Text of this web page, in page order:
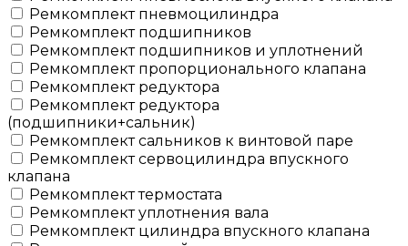
Ремкомплект пневмоцилиндра
Ремкомплект подшипников
Ремкомплект подшипников и уплотнений
Ремкомплект пропорционального клапана
Ремкомплект редуктора
Ремкомплект редуктора
(подшипники+сальник)
Ремкомплект сальников к винтовой паре
Ремкомплект сервоцилиндра впускного
клапана
Ремкомплект термостата
Ремкомплект уплотнения вала
Ремкомплект цилиндра впускного клапана